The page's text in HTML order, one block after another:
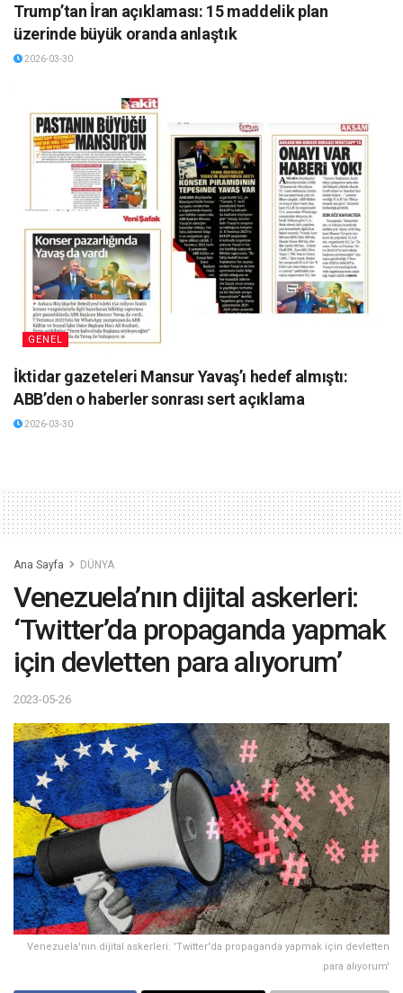
Trump’tan İran açıklaması: 15 maddelik plan
üzerinde büyük oranda anlaştık
2026-03-30
GENEL
İktidar gazeteleri Mansur Yavaş’ı hedef almıştı:
ABB’den o haberler sonrası sert açıklama
2026-03-30
Ana Sayfa DÜNYA
Venezuela’nın dijital askerleri:
‘Twitter’da propaganda yapmak
için devletten para alıyorum’
2023-05-26
Venezuela'nın dijital askerleri: 'Twitter'da propaganda yapmak için devletten
para alıyorum'